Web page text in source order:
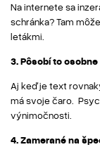
Na internete sa
schránka? Tam
letákmi.
3. Pôsobí to osobne
Aj keď je text
má svoje čaro.
výnimočnosti.
4. Zamerané na